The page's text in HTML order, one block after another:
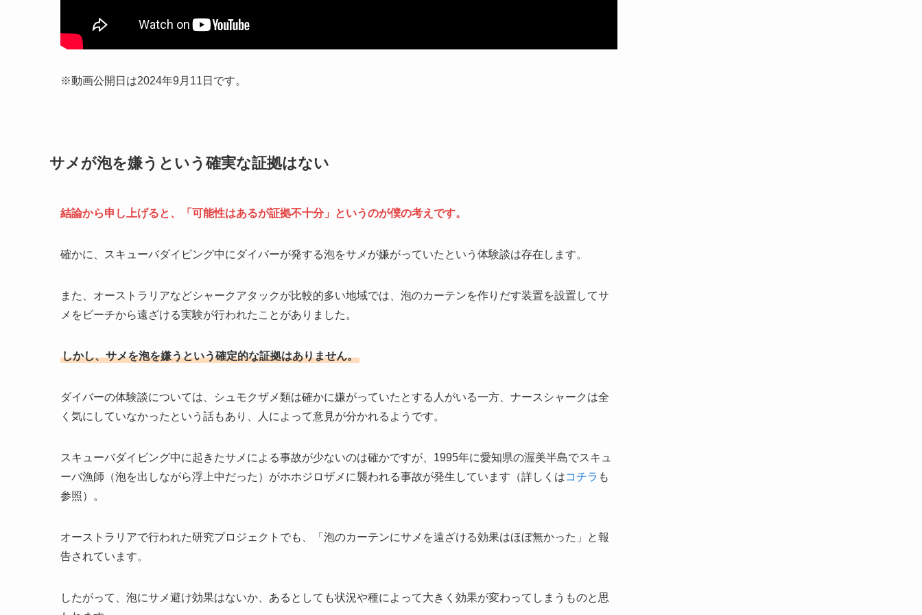
※動画公開日は2024年9月11日です。
サメが泡を嫌うという確実な証拠はない
結論から申し上げると、「可能性はあるが証拠不十分」というのが僕の考えです。
確かに、スキューバダイビング中にダイバーが発する泡をサメが嫌がっていたという体験談は存在します。
また、オーストラリアなどシャークアタックが比較的多い地域では、泡のカーテンを作りだす装置を設置してサ
メをビーチから遠ざける実験が行われたことがありました。
しかし、サメを泡を嫌うという確定的な証拠はありません。
ダイバーの体験談については、シュモクザメ類は確かに嫌がっていたとする人がいる一方、ナースシャークは全
く気にしていなかったという話もあり、人によって意見が分かれるようです。
スキューバダイビング中に起きたサメによる事故が少ないのは確かですが、1995年に愛知県の渥美半島でスキュ
ーバ漁師（泡を出しながら浮上中だった）がホホジロザメに襲われる事故が発生しています（詳しくはコチラ も
参照）。
オーストラリアで行われた研究プロジェクトでも、「泡のカーテンにサメを遠ざける効果はほぼ無かった」と報
告されています。
したがって、泡にサメ避け効果はないか、あるとしても状況や種によって大きく効果が変わってしまうものと思